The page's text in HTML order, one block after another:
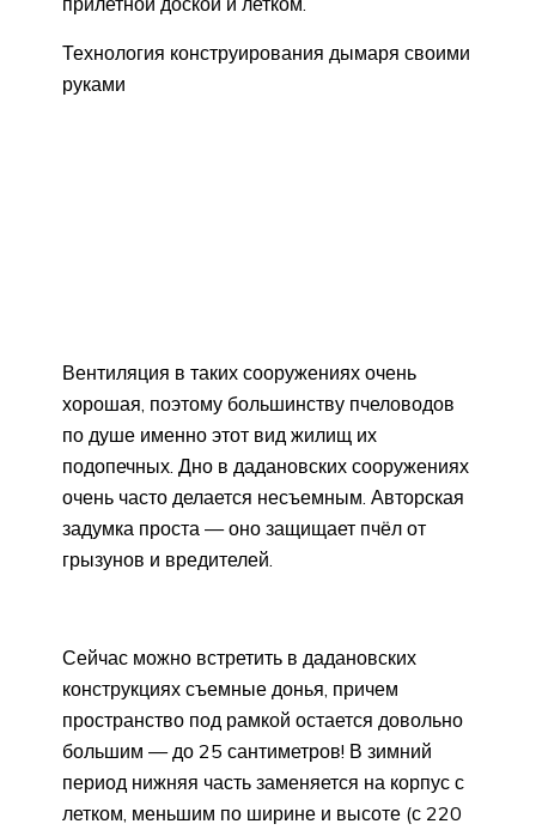
Технология конструирования дымаря своими
руками
Вентиляция в таких сооружениях очень
хорошая, поэтому большинству пчеловодов
по душе именно этот вид жилищ их
подопечных. Дно в дадановских сооружениях
очень часто делается несъемным. Авторская
задумка проста — оно защищает пчёл от
грызунов и вредителей.
Сейчас можно встретить в дадановских
конструкциях съемные донья, причем
пространство под рамкой остается довольно
большим — до 25 сантиметров! В зимний
период нижняя часть заменяется на корпус с
летком, меньшим по ширине и высоте (с 220